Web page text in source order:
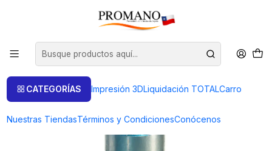
CATEGORÍAS Impresión 3DLiquidación TOTALCarro
Nuestras TiendasTérminos y CondicionesConócenos
Perforación Corte Fresas FRESA COPA 1.5 MM (SUPER Q)